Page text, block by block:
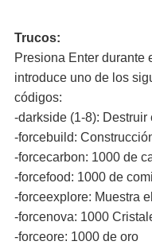
Trucos:
Presiona Enter durante
introduce uno de los
códigos:
-darkside (1-8): Destruir
-forcebuild:
-forcecarbon: 1000 de
-forcefood: 1000 de
-forceexplore: Muestra
-forcenova: 1000
-forceore: 1000 de oro